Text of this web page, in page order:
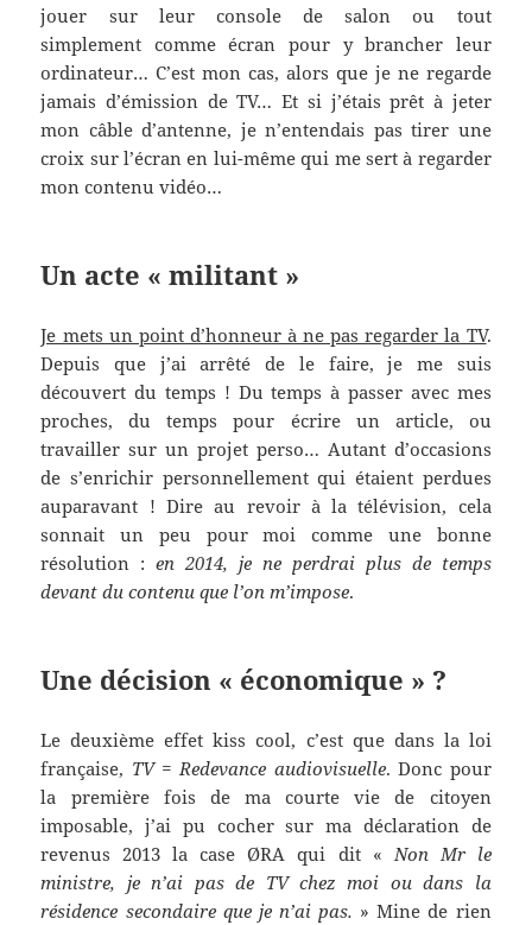
jouer sur leur console de salon ou tout
simplement comme écran pour y brancher leur
ordinateur… C’est mon cas, alors que je ne regarde
jamais d’émission de TV… Et si j’étais prêt à jeter
mon câble d’antenne, je n’entendais pas tirer une
croix sur l’écran en lui-même qui me sert à regarder
mon contenu vidéo…
Un acte « militant »
Je mets un point d’honneur à ne pas regarder la TV.
Depuis que j’ai arrêté de le faire, je me suis
découvert du temps ! Du temps à passer avec mes
proches, du temps pour écrire un article, ou
travailler sur un projet perso… Autant d’occasions
de s’enrichir personnellement qui étaient perdues
auparavant ! Dire au revoir à la télévision, cela
sonnait un peu pour moi comme une bonne
résolution :en 2014, je ne perdrai plus de temps
devant du contenu que l’on m’impose.
Une décision « économique » ?
Le deuxième effet kiss cool, c’est que dans la loi
française, TV = Redevance audiovisuelle. Donc pour
la première fois de ma courte vie de citoyen
imposable, j’ai pu cocher sur ma déclaration de
revenus 2013 la case ØRA qui dit « Non Mr le
ministre, je n’ai pas de TV chez moi ou dans la
résidence secondaire que je n’ai pas. » Mine de rien